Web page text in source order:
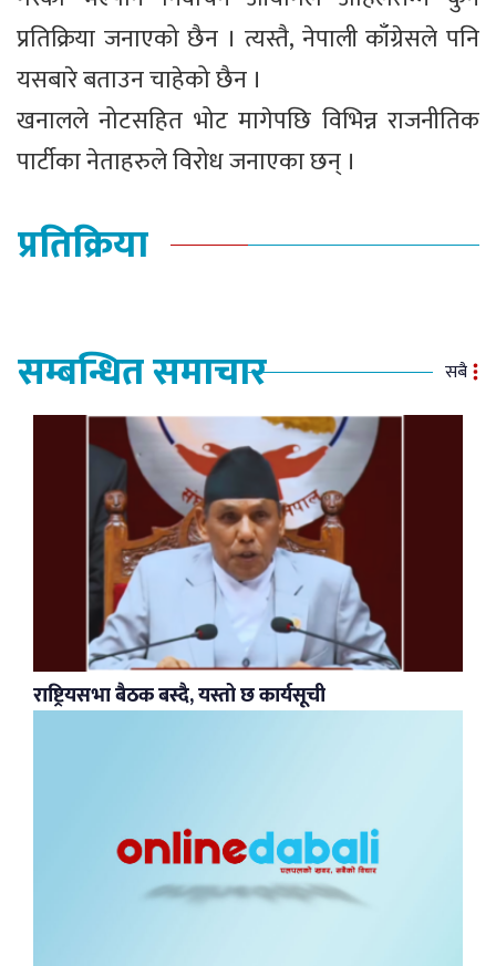
प्रतिक्रिया जनाएको छैन । त्यस्तै, नेपाली काँग्रेसले पनि
यसबारे बताउन चाहेको छैन ।
खनालले नोटसहित भोट मागेपछि विभिन्न राजनीतिक
पार्टीका नेताहरुले विरोध जनाएका छन् ।
प्रतिक्रिया
सम्बन्धित समाचार सबै
राष्ट्रियसभा बैठक बस्दै, यस्तो छ कार्यसूची